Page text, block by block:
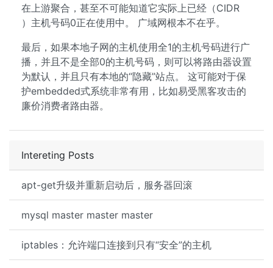
Intereting Posts
apt-get升级并重新启动后，服务器回滚
mysql master master master
iptables：允许端口连接到只有“安全”的主机
在上游聚合，甚至不可能知道它实际上已经（CIDR
）主机号码0正在使用中。 广域网根本不在乎。
最后，如果本地子网的主机使用全1的主机号码进行广
播，并且不是全部0的主机号码，则可以将路由器设置
为默认，并且只有本地的“隐藏”站点。 这可能对于保
护embedded式系统非常有用，比如易受黑客攻击的
廉价消费者路由器。